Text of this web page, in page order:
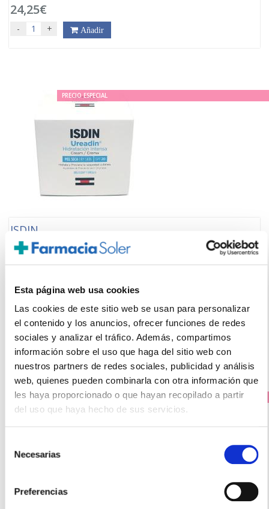
Esta página web usa cookies
Las cookies de este sitio web se usan para personalizar
el contenido y los anuncios, ofrecer funciones de redes
sociales y analizar el tráfico. Además, compartimos
información sobre el uso que haga del sitio web con
nuestros partners de redes sociales, publicidad y análisis
web, quienes pueden combinarla con otra información que
les haya proporcionado o que hayan recopilado a partir
del uso que haya hecho de sus servicios.
Necesarias
Preferencias
24,25€
- + Añadir
PRECIO ESPECIAL
ISDIN
UREADIN CREMA FACIAL HIDRATACION INTENSA PIEL SECA
SPF20 (50ml)
21.95€
19,75€
- + Añadir
PRECIO ESPECIAL